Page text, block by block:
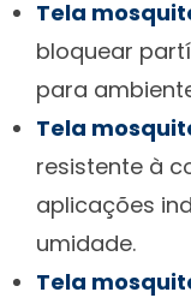
Tela
bloquear
para
Tela
resistente à
aplicações
umidade.
Tela